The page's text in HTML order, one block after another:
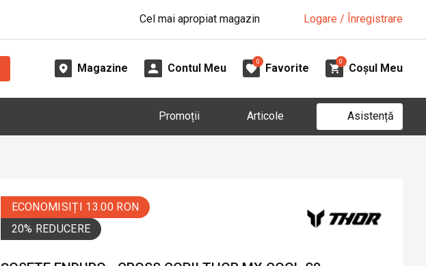
Cel mai apropiat magazin Logare / Înregistrare
Magazine Contul Meu
0
Favorite
0
Coșul Meu
Promoții Articole Asistență
ECONOMISIȚI 13.00 RON
20% REDUCERE